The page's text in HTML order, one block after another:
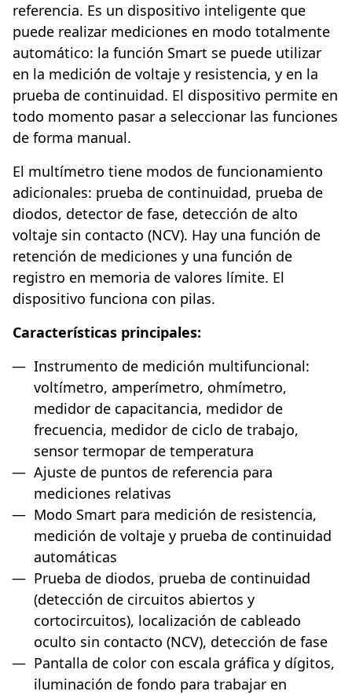
referencia. Es un dispositivo inteligente que
puede realizar mediciones en modo totalmente
automático: la función Smart se puede utilizar
en la medición de voltaje y resistencia, y en la
prueba de continuidad. El dispositivo permite en
todo momento pasar a seleccionar las funciones
de forma manual.
El multímetro tiene modos de funcionamiento
adicionales: prueba de continuidad, prueba de
diodos, detector de fase, detección de alto
voltaje sin contacto (NCV). Hay una función de
retención de mediciones y una función de
registro en memoria de valores límite. El
dispositivo funciona con pilas.
Características principales:
Instrumento de medición multifuncional:
voltímetro, amperímetro, ohmímetro,
medidor de capacitancia, medidor de
frecuencia, medidor de ciclo de trabajo,
sensor termopar de temperatura
Ajuste de puntos de referencia para
mediciones relativas
Modo Smart para medición de resistencia,
medición de voltaje y prueba de continuidad
automáticas
Prueba de diodos, prueba de continuidad
(detección de circuitos abiertos y
cortocircuitos), localización de cableado
oculto sin contacto (NCV), detección de fase
Pantalla de color con escala gráfica y dígitos,
iluminación de fondo para trabajar en